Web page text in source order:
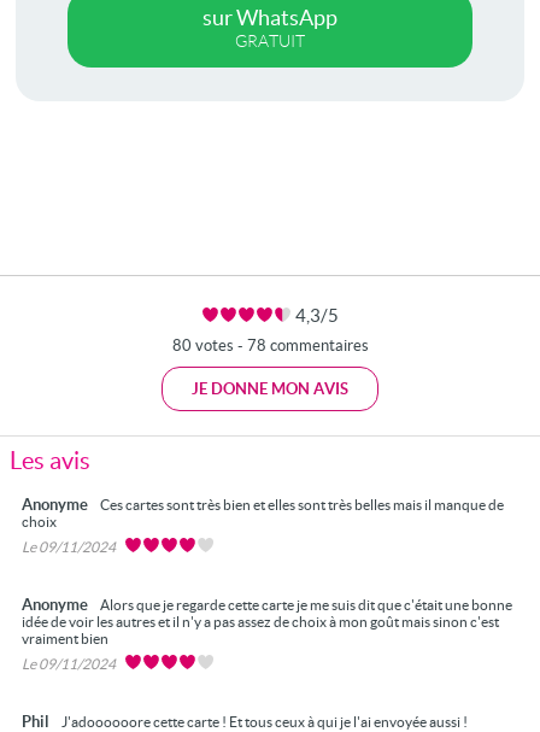
sur WhatsApp
GRATUIT
4,3/5
80 votes - 78 commentaires
JE DONNE MON AVIS
Les avis
Anonyme
Ces cartes sont très bien et elles sont très belles mais il manque de
choix
Le 09/11/2024
Anonyme
Alors que je regarde cette carte je me suis dit que c'était une bonne
idée de voir les autres et il n'y a pas assez de choix à mon goût mais sinon c'est
vraiment bien
Le 09/11/2024
Phil
J'adoooooore cette carte ! Et tous ceux à qui je l'ai envoyée aussi !